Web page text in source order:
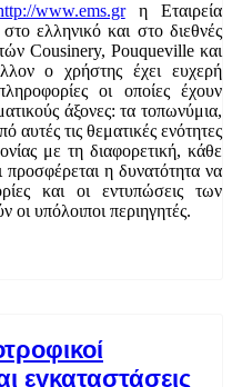
www.ems.grη Εταιρεία
ελληνικό και στο διεθνές
Cousinery, Pouqueville και
ο χρήστης έχει ευχερή
οι οποίες έχουν
άξονες: τα τοπωνύμια,
τις θεματικές ενότητες
με τη διαφορετική, κάθε
η δυνατότητα να
και οι εντυπώσεις των
οι υπόλοιποι περιηγητές.
εγκαταστάσεις